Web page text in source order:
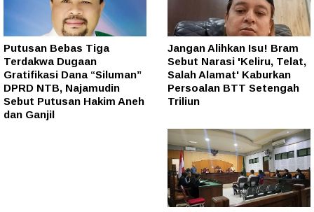
Putusan Bebas Tiga
Terdakwa Dugaan
Gratifikasi Dana “Siluman”
DPRD NTB, Najamudin
Sebut Putusan Hakim Aneh
dan Ganjil
Jangan Alihkan Isu! Bram
Sebut Narasi 'Keliru, Telat,
Salah Alamat' Kaburkan
Persoalan BTT Setengah
Triliun